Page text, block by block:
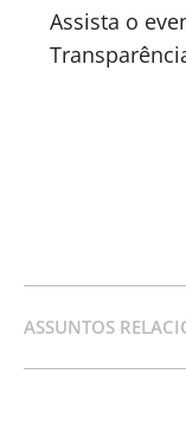
Assista o
ASSUNTOS